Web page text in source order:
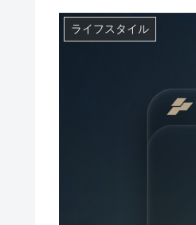
ライフスタイル